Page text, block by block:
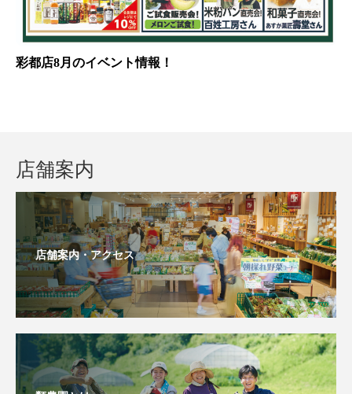
彩都店8月のイベント情報！
店舗案内
店舗案内・アクセス